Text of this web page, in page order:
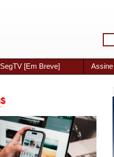
SegTV [Em Breve] Assine